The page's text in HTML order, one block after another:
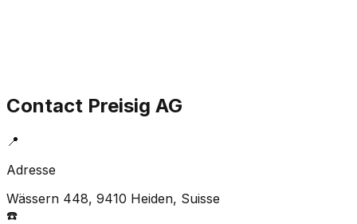
Contact Preisig AG
📍
Adresse
Wässern 448, 9410 Heiden, Suisse
☎️